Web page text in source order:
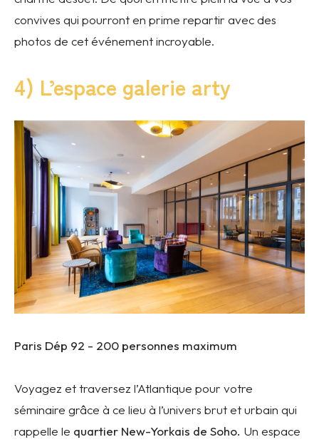
convives qui pourront en prime repartir avec des
photos de cet événement incroyable.
4) L’espace galerie arty
Paris Dép 92 - 200 personnes maximum
Voyagez et traversez l’Atlantique pour votre
séminaire grâce à ce lieu à l’univers brut et urbain qui
rappelle le quartier New-Yorkais de Soho. Un espace